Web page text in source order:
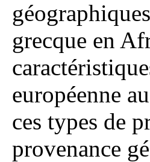
grecque en
européenne
ces types de
provenance